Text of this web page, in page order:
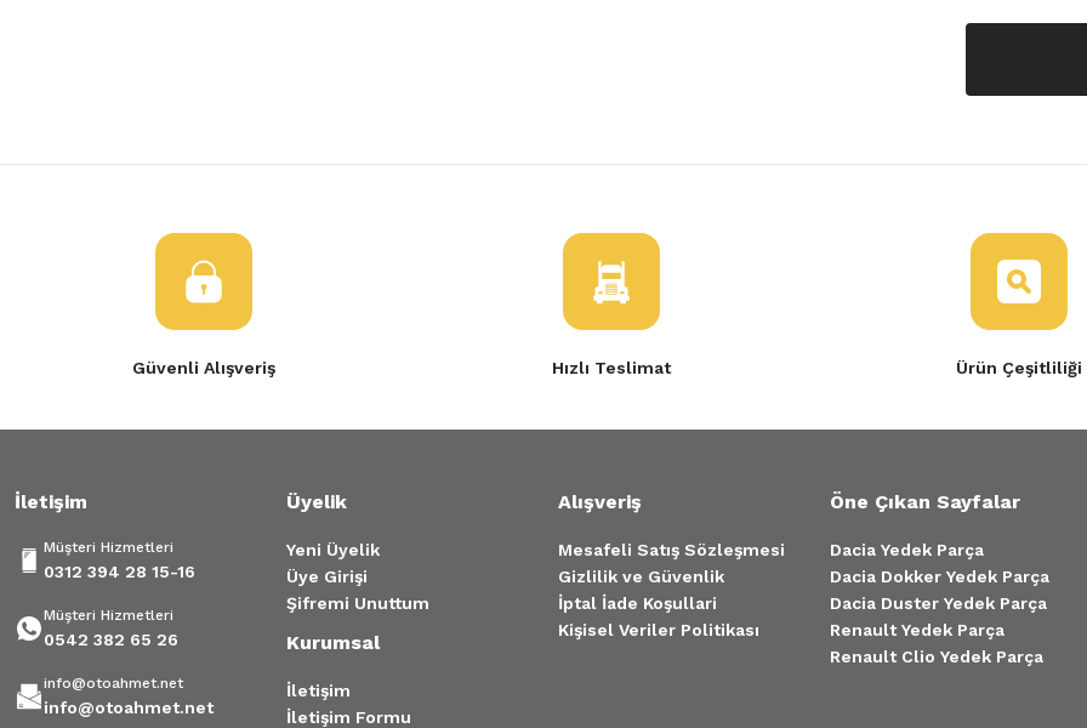
Güvenli Alışveriş Hızlı Teslimat Ürün Çeşitliliği
İletişim
Müşteri Hizmetleri
0312 394 28 15-16
Müşteri Hizmetleri
0542 382 65 26
info@otoahmet.net
info@otoahmet.net
Üyelik
Yeni Üyelik
Üye Girişi
Şifremi Unuttum
Kurumsal
İletişim
İletişim Formu
Alışveriş
Mesafeli Satış Sözleşmesi
Gizlilik ve Güvenlik
İptal İade Koşullari
Kişisel Veriler Politikası
Öne Çıkan Sayfalar
Dacia Yedek Parça
Dacia Dokker Yedek Parça
Dacia Duster Yedek Parça
Renault Yedek Parça
Renault Clio Yedek Parça